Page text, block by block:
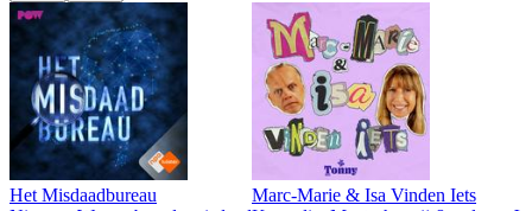
Het Misdaadbureau
Marc-Marie & Isa Vinden Iets